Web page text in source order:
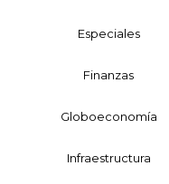
Especiales
Finanzas
Globoeconomía
Infraestructura